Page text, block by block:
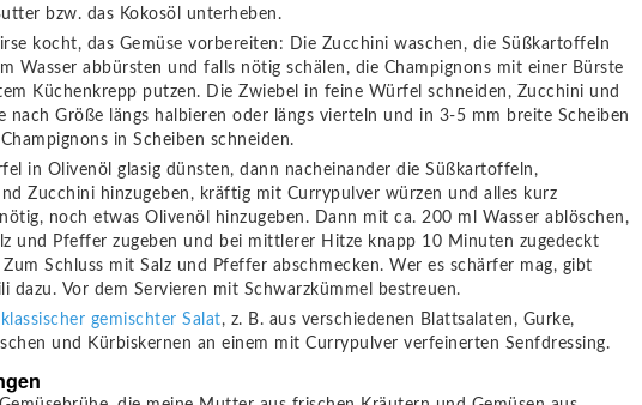
bzw. das Kokosöl unterheben.
kocht, das Gemüse vorbereiten: Die Zucchini waschen, die Süßkartoffeln
Wasser abbürsten und falls nötig schälen, die Champignons mit einer Bürste
Küchenkrepp putzen. Die Zwiebel in feine Würfel schneiden, Zucchini und
nach Größe längs halbieren oder längs vierteln und in 3-5 mm breite Scheiben
in Scheiben schneiden.
in Olivenöl glasig dünsten, dann nacheinander die Süßkartoffeln,
Zucchini hinzugeben, kräftig mit Currypulver würzen und alles kurz
noch etwas Olivenöl hinzugeben. Dann mit ca. 200 ml Wasser ablöschen,
und Pfeffer zugeben und bei mittlerer Hitze knapp 10 Minuten zugedeckt
Zum Schluss mit Salz und Pfeffer abschmecken. Wer es schärfer mag, gibt
dazu. Vor dem Servieren mit Schwarzkümmel bestreuen.
klassischer gemischter Salat, z. B. aus verschiedenen Blattsalaten, Gurke,
und Kürbiskernen an einem mit Currypulver verfeinerten Senfdressing.